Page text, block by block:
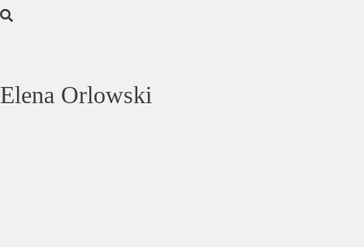
Preisfehler bei Amazon ➤ Aktuelle Preisfehler finden November
Elena Orlowski